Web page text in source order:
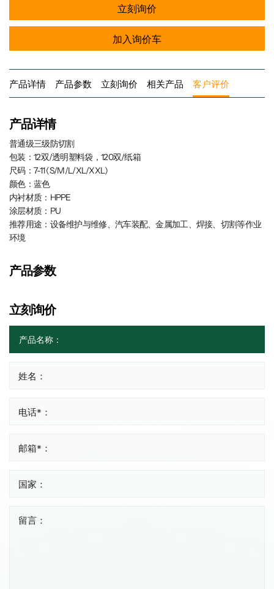
立刻询价
加入询价车
产品详情 产品参数 立刻询价 相关产品 客户评价
产品详情
普通级三级防切割
包装：12双/透明塑料袋，120双/纸箱
尺码：7-11 (S/M/L/XL/XXL)
颜色：蓝色
内衬材质：HPPE
涂层材质：PU
推荐用途：设备维护与维修、汽车装配、金属加工、焊接、切割等作业
环境
产品参数
立刻询价
姓名：
电话*：
邮箱*：
国家：
留言：